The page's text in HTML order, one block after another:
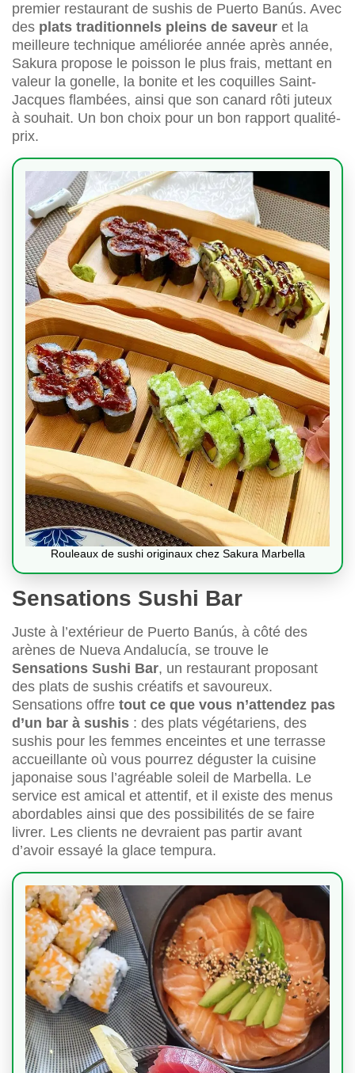
premier restaurant de sushis de Puerto Banús. Avec
des plats traditionnels pleins de saveur et la
meilleure technique améliorée année après année,
Sakura propose le poisson le plus frais, mettant en
valeur la gonelle, la bonite et les coquilles Saint-
Jacques flambées, ainsi que son canard rôti juteux
à souhait. Un bon choix pour un bon rapport qualité-
prix.
Rouleaux de sushi originaux chez Sakura Marbella
Sensations Sushi Bar
Juste à l’extérieur de Puerto Banús, à côté des
arènes de Nueva Andalucía, se trouve le
Sensations Sushi Bar, un restaurant proposant
des plats de sushis créatifs et savoureux.
Sensations offre tout ce que vous n’attendez pas
d’un bar à sushis : des plats végétariens, des
sushis pour les femmes enceintes et une terrasse
accueillante où vous pourrez déguster la cuisine
japonaise sous l’agréable soleil de Marbella. Le
service est amical et attentif, et il existe des menus
abordables ainsi que des possibilités de se faire
livrer. Les clients ne devraient pas partir avant
d’avoir essayé la glace tempura.